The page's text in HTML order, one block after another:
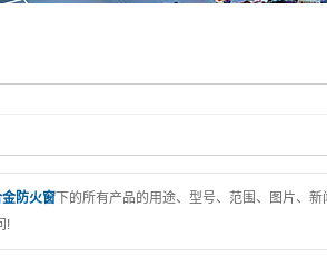
防火窗 下的所有产品的用途、型号、范围、图片、
!